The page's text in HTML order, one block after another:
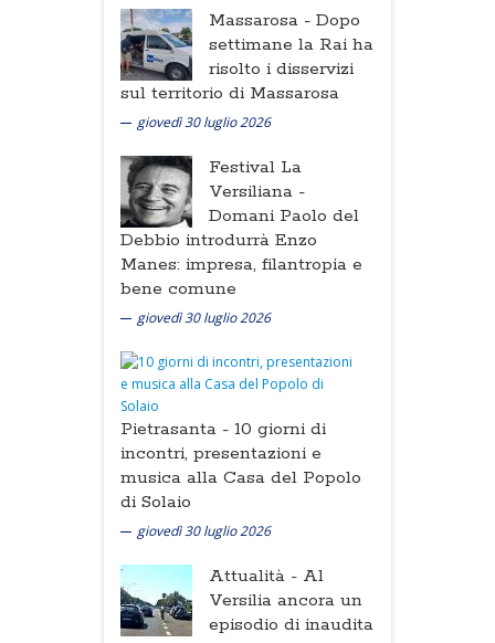
Massarosa - Dopo
settimane la Rai ha
risolto i disservizi
sul territorio di Massarosa
giovedì 30 luglio 2026
Festival La
Versiliana -
Domani Paolo del
Debbio introdurrà Enzo
Manes: impresa, filantropia e
bene comune
giovedì 30 luglio 2026
Pietrasanta - 10 giorni di
incontri, presentazioni e
musica alla Casa del Popolo
di Solaio
giovedì 30 luglio 2026
Attualità - Al
Versilia ancora un
episodio di inaudita